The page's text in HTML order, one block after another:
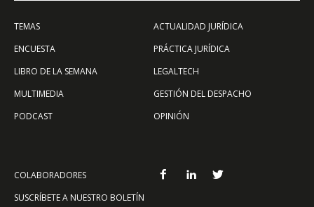
TEMAS
ENCUESTA
LIBRO DE LA SEMANA
MULTIMEDIA
PODCAST
ACTUALIDAD JURÍDICA
PRÁCTICA JURÍDICA
LEGALTECH
GESTIÓN DEL DESPACHO
OPINIÓN
COLABORADORES
SUSCRÍBETE A NUESTRO BOLETÍN